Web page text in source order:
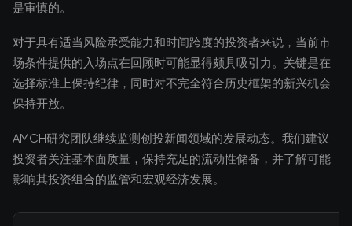
是审慎的。
对于具有适当风险承受能力和时间跨度的投资者来说，当前市
场条件提供的入场点在回顾时可能显得颇具吸引力。关键是在
选择标准上保持纪律，同时对不完全符合历史框架的新兴机会
保持开放。
AMCH研究团队继续监测创投新闻领域的发展动态。我们建议
投资者关注基本面质量，保持充足的流动性储备，并了解可能
影响其投资组合的监管和宏观经济发展。